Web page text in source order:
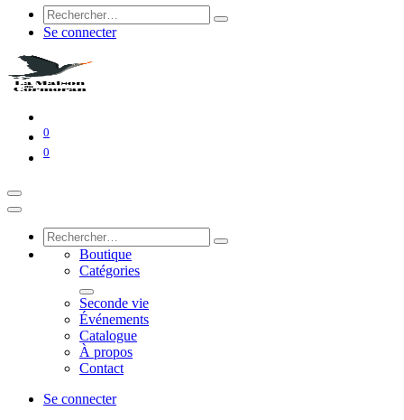
Se connecter
0
0
Boutique
Catégories
Seconde vie
Événements
Catalogue
À propos
Contact
Se connecter